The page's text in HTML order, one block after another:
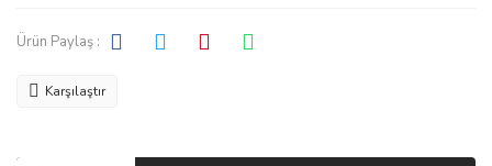
Ürün Paylaş :
Karşılaştır